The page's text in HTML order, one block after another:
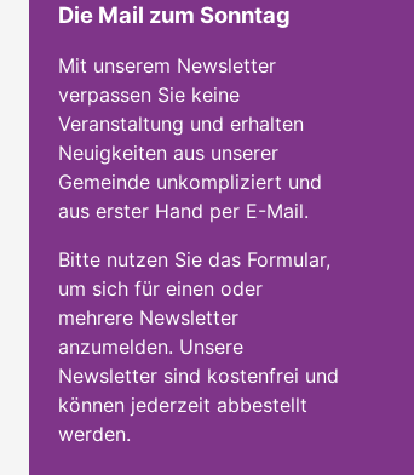
Die Mail zum Sonntag
Mit unserem Newsletter
verpassen Sie keine
Veranstaltung und erhalten
Neuigkeiten aus unserer
Gemeinde unkompliziert und
aus erster Hand per E-Mail.
Bitte nutzen Sie das Formular,
um sich für einen oder
mehrere Newsletter
anzumelden. Unsere
Newsletter sind kostenfrei und
können jederzeit abbestellt
werden.